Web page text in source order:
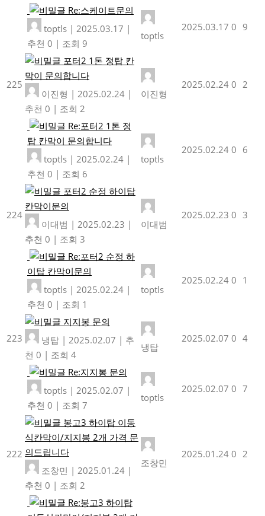
Re:스케이트문의
toptls | 2025.03.17 |
추천 0 | 조회 9
toptls
2025.03.17 0 9
225
포터2 1톤 정탑 칸
막이 문의합니다
이진형 | 2025.02.24 |
추천 0 | 조회 2
이진형
2025.02.24 0 2
Re:포터2 1톤 정
탑 칸막이 문의합니다
toptls | 2025.02.24 |
추천 0 | 조회 6
toptls
2025.02.24 0 6
224
포터2 순정 하이탑
칸막이문의
이대범 | 2025.02.23 |
추천 0 | 조회 3
이대범
2025.02.23 0 3
Re:포터2 순정 하
이탑 칸막이문의
toptls | 2025.02.24 |
추천 0 | 조회 1
toptls
2025.02.24 0 1
223
지지봉 문의
냉탑 | 2025.02.07 | 추
천 0 | 조회 4
냉탑
2025.02.07 0 4
Re:지지봉 문의
toptls | 2025.02.07 |
추천 0 | 조회 7
toptls
2025.02.07 0 7
222
봉고3 하이탑 이동
식칸막이/지지봉 2개 가격 문
의드립니다
조창민 | 2025.01.24 |
추천 0 | 조회 2
조창민
2025.01.24 0 2
Re:봉고3 하이탑